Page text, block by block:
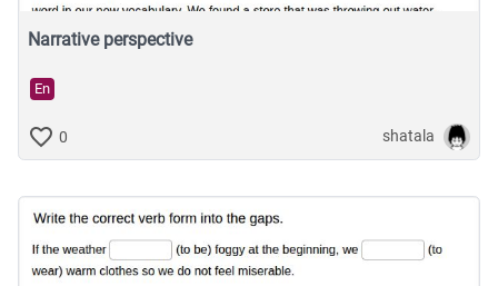
Narrative perspective
En
0 shatala